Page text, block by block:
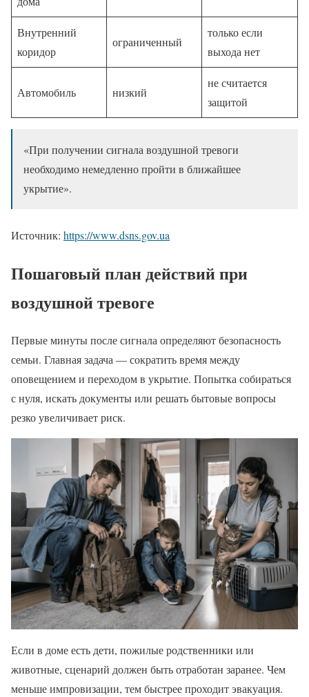
Внутренний
коридор
ограниченный
только если
выхода нет
Автомобиль низкий
не считается
защитой
«При получении сигнала воздушной тревоги
необходимо немедленно пройти в ближайшее
укрытие».
Источник: https://www.dsns.gov.ua
Пошаговый план действий при
воздушной тревоге
Первые минуты после сигнала определяют безопасность
семьи. Главная задача — сократить время между
оповещением и переходом в укрытие. Попытка собираться
с нуля, искать документы или решать бытовые вопросы
резко увеличивает риск.
Если в доме есть дети, пожилые родственники или
животные, сценарий должен быть отработан заранее. Чем
меньше импровизации, тем быстрее проходит эвакуация.